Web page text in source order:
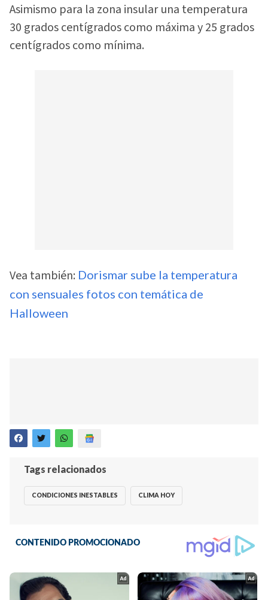
Asimismo para la zona insular una temperatura
30 grados centígrados como máxima y 25 grados
centígrados como mínima.
Vea también: Dorismar sube la temperatura
con sensuales fotos con temática de
Halloween
Tags relacionados
CONDICIONES INESTABLES CLIMA HOY